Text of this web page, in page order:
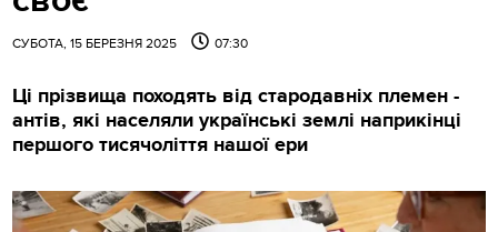
СУБОТА, 15 БЕРЕЗНЯ 2025 07:30
Ці прізвища походять від стародавніх племен -
антів, які населяли українські землі наприкінці
першого тисячоліття нашої ери